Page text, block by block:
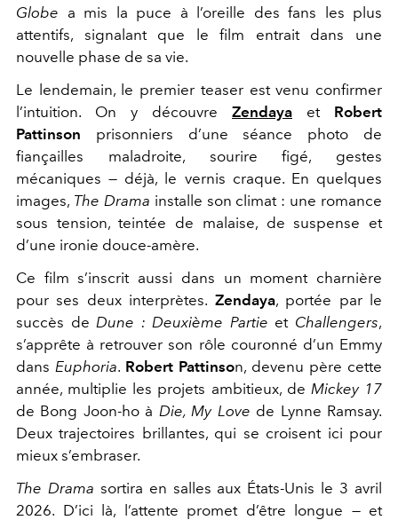
Globe a mis la puce à l’oreille des fans les plus
attentifs, signalant que le film entrait dans une
nouvelle phase de sa vie.
Le lendemain, le premier teaser est venu confirmer
l’intuition. On y découvre Zendaya et Robert
Pattinson prisonniers d’une séance photo de
fiançailles maladroite, sourire figé, gestes
mécaniques — déjà, le vernis craque. En quelques
images, The Drama installe son climat : une romance
sous tension, teintée de malaise, de suspense et
d’une ironie douce-amère.
Ce film s’inscrit aussi dans un moment charnière
pour ses deux interprètes. Zendaya, portée par le
succès deDune : Deuxième Partie et Challengers,
s’apprête à retrouver son rôle couronné d’un Emmy
dans Euphoria. Robert Pattinson, devenu père cette
année, multiplie les projets ambitieux, de Mickey 17
de Bong Joon-ho à Die, My Love de Lynne Ramsay.
Deux trajectoires brillantes, qui se croisent ici pour
mieux s’embraser.
The Drama sortira en salles aux États-Unis
le 3 avril
2026. D’ici là, l’attente promet d’être longue — et